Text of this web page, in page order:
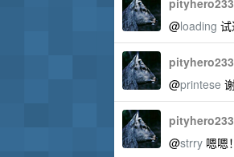
pityhero233
@loading
pityhero233
@printese
pityhero233
@strry 嗯嗯